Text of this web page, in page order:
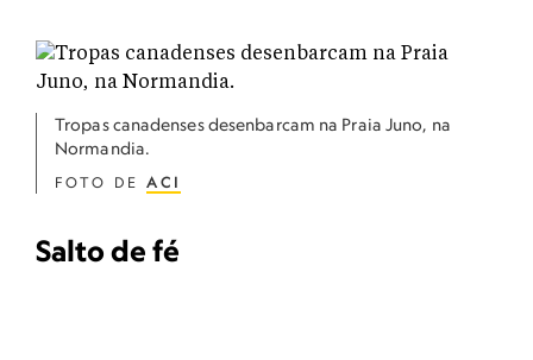
Tropas canadenses desenbarcam na Praia Juno, na
Normandia.
FOTO DE ACI
Salto de fé